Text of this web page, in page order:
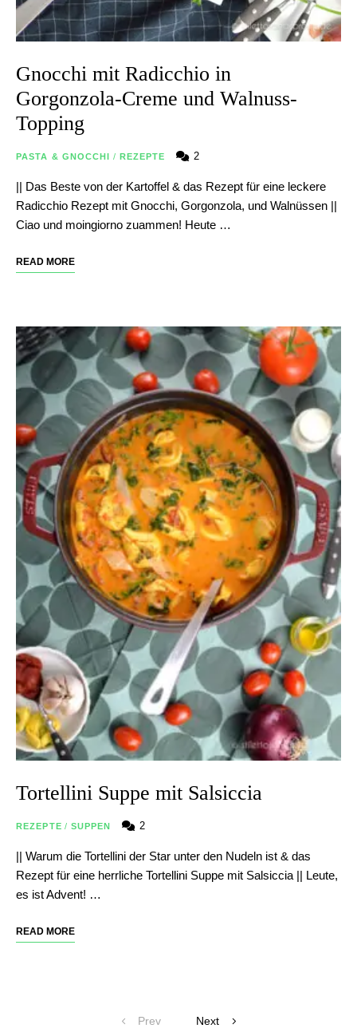
Gnocchi mit Radicchio in
Gorgonzola-Creme und Walnuss-
Topping
PASTA & GNOCCHI / REZEPTE 2
|| Das Beste von der Kartoffel & das Rezept für eine leckere
Radicchio Rezept mit Gnocchi, Gorgonzola, und Walnüssen ||
Ciao und moingiorno zuammen! Heute …
READ MORE
Tortellini Suppe mit Salsiccia
REZEPTE / SUPPEN 2
|| Warum die Tortellini der Star unter den Nudeln ist & das
Rezept für eine herrliche Tortellini Suppe mit Salsiccia || Leute,
es ist Advent! …
READ MORE
Prev Next